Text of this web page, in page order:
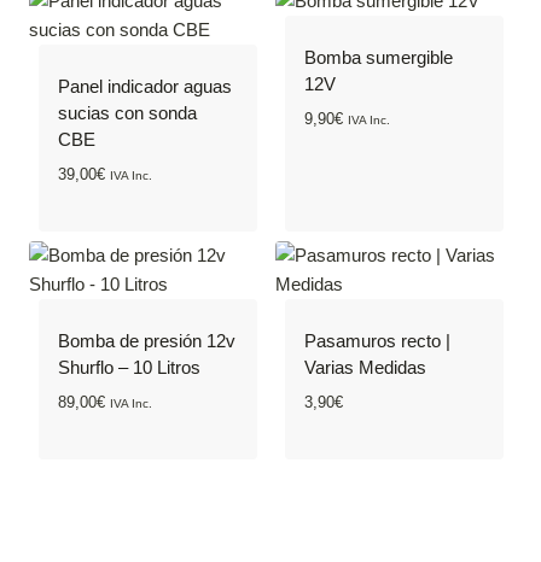
Panel indicador aguas
sucias con sonda
CBE
39,00€ IVA Inc.
Bomba sumergible
12V
9,90€ IVA Inc.
Bomba de presión 12v
Shurflo – 10 Litros
89,00€ IVA Inc.
Pasamuros recto |
Varias Medidas
3,90€